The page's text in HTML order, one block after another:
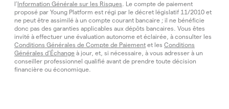
l’ Information Générale sur les Risques. Le compte de paiement
proposé par Young Platform est régi par le décret législatif 11/2010 et
ne peut être assimilé à un compte courant bancaire ; il ne bénéficie
donc pas des garanties applicables aux dépôts bancaires. Vous êtes
invité à effectuer une évaluation autonome et éclairée, à consulter les
Conditions Générales de Compte de Paiement et les Conditions
Générales d’Échange à jour, et, si nécessaire, à vous adresser à un
conseiller professionnel qualifié avant de prendre toute décision
financière ou économique.